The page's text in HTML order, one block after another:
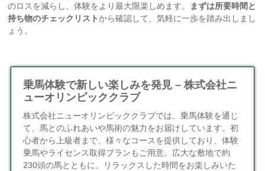
のロスを減らし、体験をより最大限楽しめます。 まずは所要時間と
持ち物のチェックリストから確認して、気軽に一歩を踏み出しまし
ょう。
乗馬体験で新しい楽しみを発見 – 株式会社ニ
ューオリンピッククラブ
株式会社ニューオリンピッククラブでは、乗馬体験を通じ
て、馬とのふれあいや馬術の魅力をお届けしています。初
心者から上級者まで、様々なコースを提供しており、体験
乗馬やライセンス取得プランもご用意。広大な敷地で約
230頭の馬とともに、リラックスした時間をお楽しみいた